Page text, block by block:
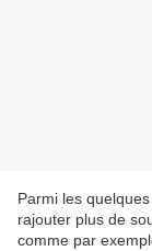
Parmi les
rajouter plus de
comme par